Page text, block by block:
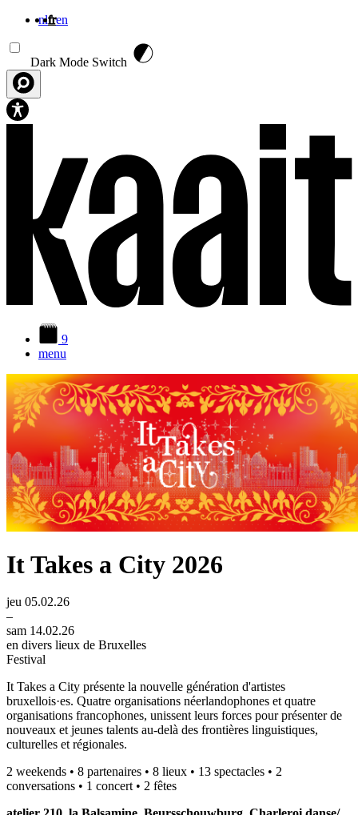
nlfren
Dark Mode Switch
9
menu
It Takes a City 2026
jeu 05.02.26
–
sam 14.02.26
en divers lieux de Bruxelles
Festival
It Takes a City présente la nouvelle génération d'artistes
bruxellois·es. Quatre organisations néerlandophones et quatre
organisations francophones, unissent leurs forces pour présenter de
nouveaux et jeunes talents au-delà des frontières linguistiques,
culturelles et régionales.
2 weekends • 8 partenaires • 8 lieux • 13 spectacles • 2
conversations • 1 concert • 2 fêtes